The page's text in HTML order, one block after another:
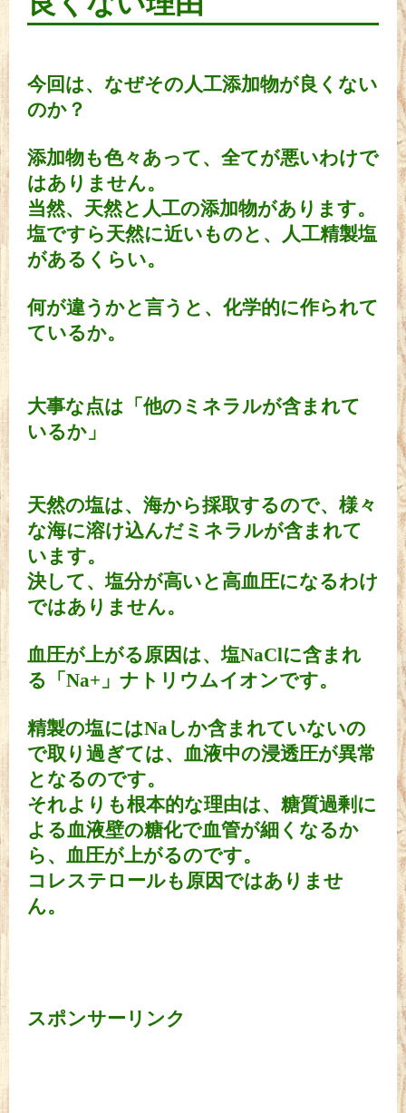
今回は、なぜその人工添加物が良くない
のか？
添加物も色々あって、全てが悪いわけで
はありません。
当然、天然と人工の添加物があります。
塩ですら天然に近いものと、人工精製塩
があるくらい。
何が違うかと言うと、化学的に作られて
ているか。
大事な点は「他のミネラルが含まれて
いるか」
天然の塩は、海から採取するので、様々
な海に溶け込んだミネラルが含まれて
います。
決して、塩分が高いと高血圧になるわけ
ではありません。
血圧が上がる原因は、塩NaClに含まれ
る「Na+」ナトリウムイオンです。
精製の塩にはNaしか含まれていないの
で取り過ぎては、血液中の浸透圧が異常
となるのです。
それよりも根本的な理由は、糖質過剰に
よる血液壁の糖化で血管が細くなるか
ら、血圧が上がるのです。
コレステロールも原因ではありませ
ん。
スポンサーリンク